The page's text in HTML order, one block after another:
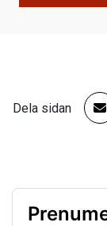
Dela sidan